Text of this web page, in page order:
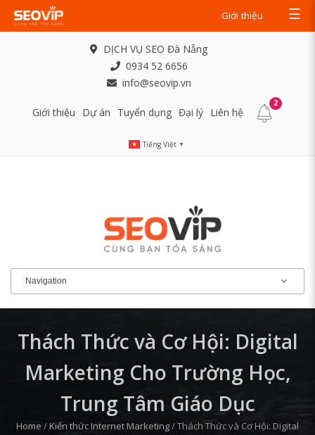
Giới thiệu ☰
DỊCH VỤ SEO Đà Nẵng
0934 52 6656
info@seovip.vn
Giới thiệu Dự án Tuyển dụng Đại lý Liên hệ
2
Tiếng Việt ▼
Thách Thức và Cơ Hội: Digital
Marketing Cho Trường Học,
Trung Tâm Giáo Dục
Home /Kiến thức Internet Marketing/Thách Thức và Cơ Hội: Digital